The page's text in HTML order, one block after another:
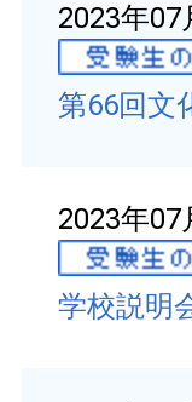
2023年07
第66回文
2023年07
学校説明